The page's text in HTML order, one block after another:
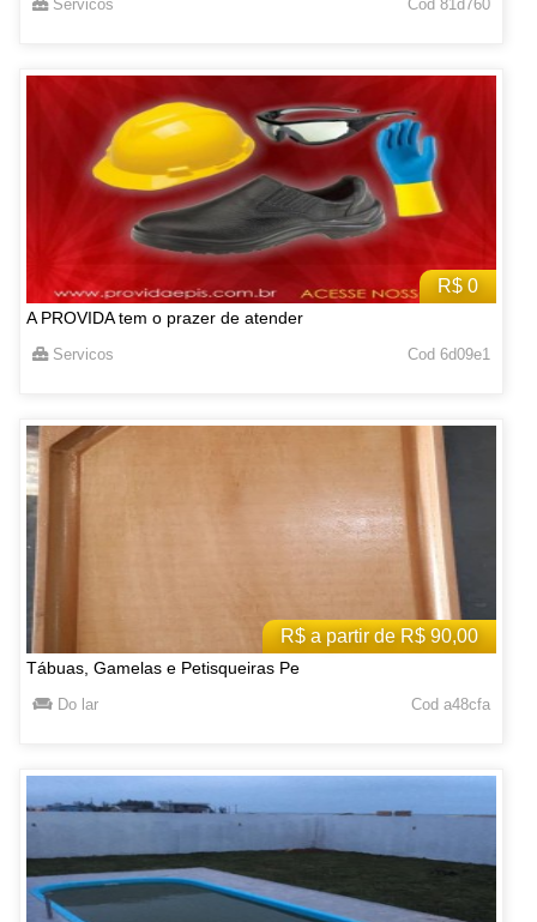
Servicos Cod 81d760
R$ 0
A PROVIDA tem o prazer de atender
Servicos Cod 6d09e1
R$ a partir de R$ 90,00
Tábuas, Gamelas e Petisqueiras Pe
Do lar Cod a48cfa